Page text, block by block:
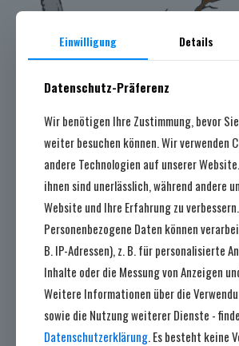
7. August 2026
Mehr lesen
Einwilligung Details
Datenschutz-Präferenz
Wir benötigen Ihre Zustimmung, bevor
weiter besuchen können. Wir verwenden
andere Technologien auf unserer
ihnen sind unerlässlich, während andere
Website und Ihre Erfahrung zu verbessern.
Personenbezogene Daten können
B. IP-Adressen), z. B. für personalisierte
Inhalte oder die Messung von Anzeigen
Weitere Informationen über die
sowie die Nutzung weiterer Dienste -
Datenschutzerklärung. Es besteht keine